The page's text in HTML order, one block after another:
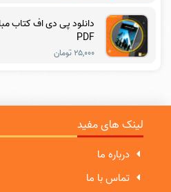
دانلود پی دی اف کتاب
PDF
۲۵,۰۰۰ تومان
لینک های مفید
درباره ما
تماس با ما